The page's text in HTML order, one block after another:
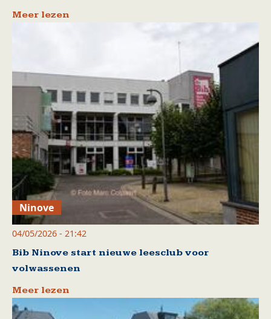
Meer lezen
Ninove
04/05/2026 - 21:42
Bib Ninove start nieuwe leesclub voor
volwassenen
Meer lezen